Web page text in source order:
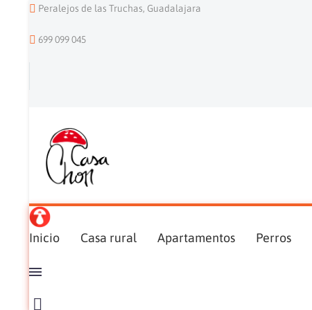
Peralejos de las Truchas, Guadalajara
699 099 045
Inicio Casa rural Apartamentos Perros